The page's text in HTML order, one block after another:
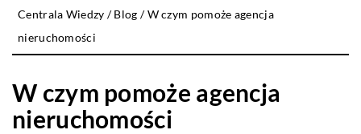
Centrala Wiedzy /Blog /W czym pomoże agencja
nieruchomości
W czym pomoże agencja
nieruchomości